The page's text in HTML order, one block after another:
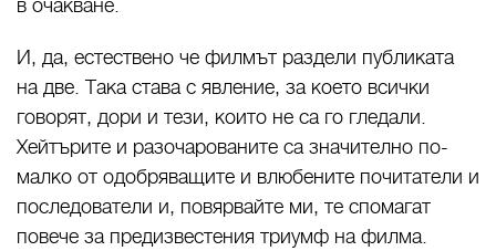
в очакване.
И, да, естествено че филмът раздели публиката
на две. Така става с явление, за което всички
говорят, дори и тези, които не са го гледали.
Хейтърите и разочарованите са значително по-
малко от одобряващите и влюбените почитатели и
последователи и, повярвайте ми, те спомагат
повече за предизвестения триумф на филма.